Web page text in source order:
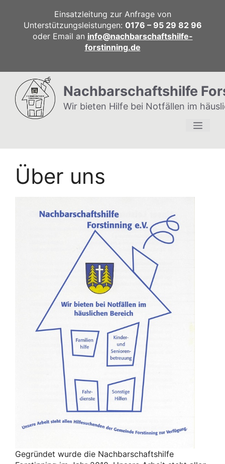
springen
Einsatzleitung zur Anfrage von
Unterstützungsleistungen: 0176 – 95 29 82 96
oder Email an info@nachbarschaftshilfe-
forstinning.de
Nachbarschaftshilfe
Wir bieten Hilfe bei Notfällen im
Menü
Über uns
Gegründet wurde die Nachbarschaftshilfe